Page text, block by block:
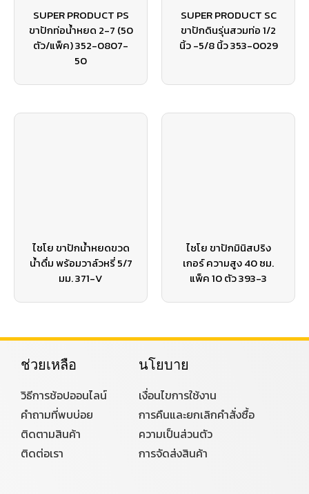
SUPER PRODUCT PS
ขาปักท่อน้ำหยด 2-7 (50
ตัว/แพ็ค) 352-0807-
50
SUPER PRODUCT SC
ขาปักดินรุ่นสวมท่อ 1/2
นิ้ว -5/8 นิ้ว 353-0029
ไชโย ขาปักน้ำหยดขวด
น้ำดื่ม พร้อมวาล์วหรี่ 5/7
มม. 371-V
ไชโย ขาปักมินิสปริง
เกอร์ ความสูง 40 ซม.
แพ็ค 10 ตัว 393-3
ช่วยเหลือ
วิธีการช้อปออนไลน์
คำถามที่พบบ่อย
ติดตามสินค้า
ติดต่อเรา
นโยบาย
เงื่อนไขการใช้งาน
การคืนและยกเลิกคำสั่งซื้อ
ความเป็นส่วนตัว
การจัดส่งสินค้า